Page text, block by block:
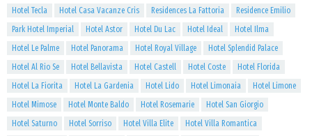
Hotel Tecla
Hotel Casa Vacanze Cris Residences La Fattoria
Residence Emilio
Park Hotel Imperial
Hotel Astor Hotel Du Lac Hotel Ideal
Hotel Ilma
Hotel Le Palme
Hotel Panorama Hotel Royal Village
Hotel Splendid Palace
Hotel Al Rio Se
Hotel Bellavista Hotel Castell Hotel Coste
Hotel Florida
Hotel La Fiorita
Hotel La Gardenia Hotel Lido Hotel Limonaia
Hotel Limone
Hotel Mimose
Hotel Monte Baldo Hotel Rosemarie
Hotel San Giorgio
Hotel Saturno
Hotel Sorriso Hotel Villa Elite
Hotel Villa Romantica